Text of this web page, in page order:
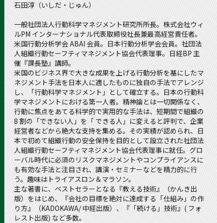
石田淳（いしだ・じゅん）
一般社団法人行動科学マネジメント研究所所長。株式会社ウィ
ルPM インターナショナル代表取締役社長兼最高経営責任者。
米国行動分析学会 ABAI 会員。日本行動分析学会会員。社団法
人組織行動セーフティマネジメント協会代表理事。日経BP 主
催『課長塾』講師。
米国のビジネス界で大きな成果を上げる行動分析を基にしたマ
ネジメント手法を日本人に適したものに独自の手法でアレンジ
し、「行動科学マネジメント」として確立する。日本の行動科
学マネジメントにおける第一人者。精神論とは一切関係なく、
行動に焦点をあてる科学的で実用的な手法は、短期間で組織の
8 割の「できない人」を「 できる人」に変えると評判で、企業
経営者などから絶大な支持を集める。その実績が認められ、日
本で初めて組織行動の安全保持を目的として設立された社団法
人組織行動セーフティマネジメント協会代表理事に就任。グロ
ーバル時代に必須のリスクマネジメントやコンプライアンスに
も有効な手法と注目され、講演・セミナーなどを精力的に行
う。趣味はトライアスロン＆マラソン。
主な著書に、ベストセラーとなる『教える技術』（かんき出
版）をはじめ、『会社の目標を絶対に達成する「仕組み」の作
り方』（KADOKAWA/ 中経出版）、『「続ける」技術』( フォ
レスト出版) など多数。